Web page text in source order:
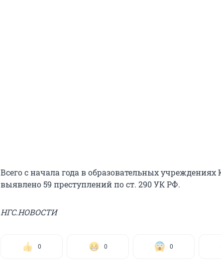
Всего с начала года в образовательных
выявлено 59 преступлений по ст. 290 УК РФ.
НГС.НОВОСТИ
0 0 0